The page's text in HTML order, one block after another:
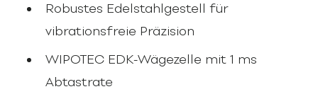
Robustes Edelstahlgestell für
vibrationsfreie Präzision
WIPOTEC EDK-Wägezelle mit 1 ms
Abtastrate